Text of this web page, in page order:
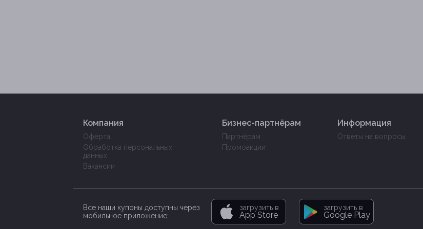
Компания
Оферта
Обработка персональных
данных
Вакансии
Бизнес-партнёрам
Партнёрам
Промоакции
Информация
Ответы на вопросы
Все наши купоны доступны через
мобильное приложение:
загрузить в
App Store
загрузить в
Google Play